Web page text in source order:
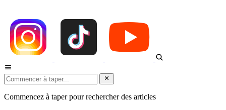
Commencez à taper pour rechercher des articles